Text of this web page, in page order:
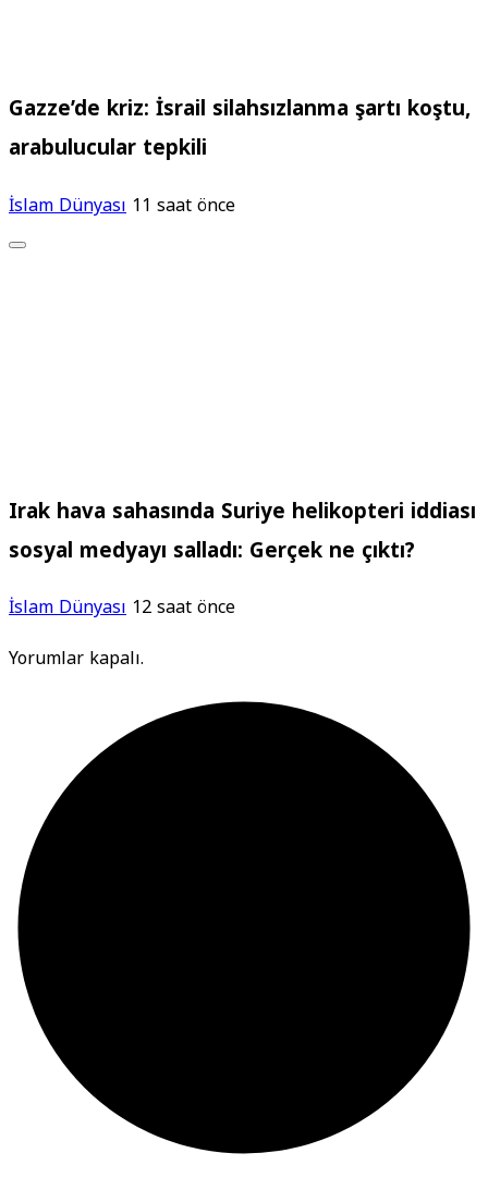
Gazze’de kriz: İsrail silahsızlanma şartı koştu,
arabulucular tepkili
İslam Dünyası 11 saat önce
Irak hava sahasında Suriye helikopteri iddiası
sosyal medyayı salladı: Gerçek ne çıktı?
İslam Dünyası 12 saat önce
Yorumlar kapalı.